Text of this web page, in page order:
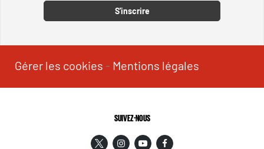
S'inscrire
Gérer les cookies - Mentions légales
SUIVEZ-NOUS